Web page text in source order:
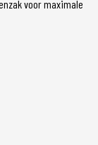
voor maximale